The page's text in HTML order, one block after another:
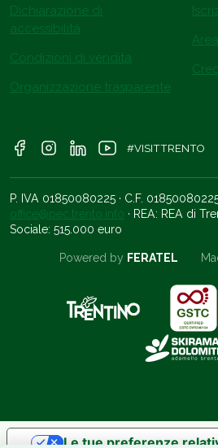
Dichiarazione di
accessibilità
Condizioni di vendita
Organizzazione trasparente
#VISITTRENTO
P. IVA 01850080225 · C.F. 01850080225
office@pec.trento.info · REA: REA di
Sociale: 515.000 euro
Powered by FERATEL
Le tue preferenze